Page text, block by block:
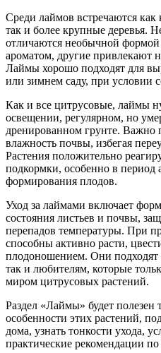
Среди лаймов встречаются
так и более крупные деревья.
отличаются необычной
ароматом, другие привлекают
Лаймы хорошо подходят для
или зимнем саду, при условии
Как и все цитрусовые, лаймы
освещении, регулярном, но
дренированном грунте. Важно
влажность почвы, избегая
Растения положительно
подкормки, особенно в период
формирования плодов.
Уход за лаймами включает
состояния листьев и почвы,
перепадов температуры. При
способны активно расти,
плодоношением. Они
так и любителям, которые
миром цитрусовых растений.
Раздел «Лаймы» будет полезен
особенности этих растений,
дома, узнать тонкости ухода,
практические рекомендации